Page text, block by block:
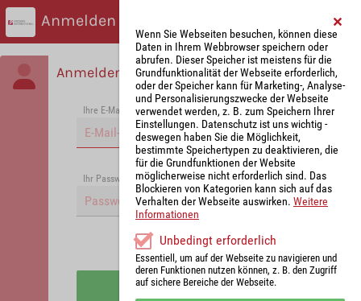
Anmelden
Anmelden
Ihre E-Mail-Adresse *
Passwort vergessen?
Ihr Passwort *
Angemeldet bleiben
Anmelden
Wenn Sie Webseiten besuchen, können diese
Daten in Ihrem Webbrowser speichern oder
abrufen. Dieser Speicher ist meistens für die
Grundfunktionalität der Webseite erforderlich,
oder der Speicher kann für Marketing-, Analyse-
und Personalisierungszwecke der Webseite
verwendet werden, z. B. zum Speichern Ihrer
Einstellungen. Datenschutz ist uns wichtig -
deswegen haben Sie die Möglichkeit,
bestimmte Speichertypen zu deaktivieren, die
für die Grundfunktionen der Website
möglicherweise nicht erforderlich sind. Das
Blockieren von Kategorien kann sich auf das
Verhalten der Webseite auswirken. Weitere
Informationen
Unbedingt erforderlich
Essentiell, um auf der Webseite zu navigieren und
deren Funktionen nutzen können, z. B. den Zugriff
auf sichere Bereiche der Webseite.